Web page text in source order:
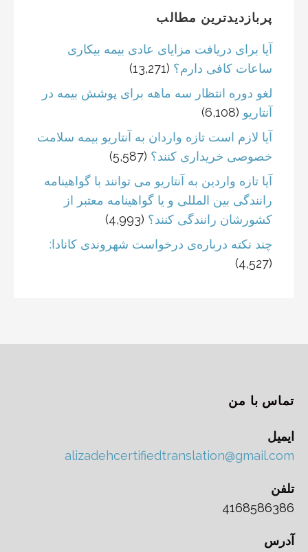
پربازدیدترین مطالب
آیا برای دریافت مزایای عادی بیمه بیکاری
ساعات کافی دارم؟ (13,271)
لغو دوره انتظار سه ماهه برای پوشش بیمه در
آنتاریو (6,108)
آیا لازم است تازه واردان به آنتاریو بیمه سلامت
خصوصی خریداری کنند؟ (5,587)
آیا تازه واردین به آنتاریو می توانند با گواهینامه
رانندگی بین المللی و یا گواهینامه معتبر از
کشورشان رانندگی کنند؟ (4,993)
چند نکته درباره‌ی درخواست شهروندی کانادا:
(4,527)
تماس با من
ایمیل
alizadehcertifiedtranslation@gmail.com
تلفن
4168586386
آدرس